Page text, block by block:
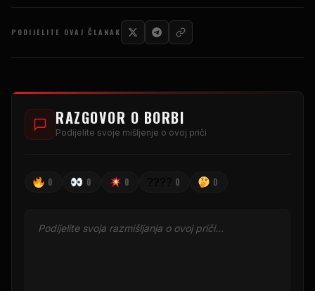
PODIJELITE OVAJ ČLANAK
RAZGOVOR O BORBI
Podijelite svoje mišljenje o ovoj priči
0 0 0 0 0